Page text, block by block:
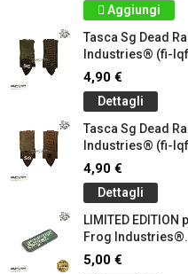
Aggiungi
Tasca Sg Dead
Industries® (fi-
4,90 €
Dettagli
Tasca Sg Dead
Industries® (fi-
4,90 €
Dettagli
LIMITED
Frog
5,00 €